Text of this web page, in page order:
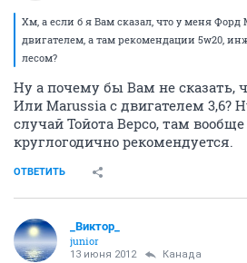
Хм, а если б я Вам сказал, что у меня
двигателем, а там рекомендации 5w20,
лесом?
Ну а почему бы Вам не сказать,
Или Marussia с двигателем 3,6?
случай Тойота Версо, там
круглогодично рекомендуется.
ОТВЕТИТЬ
_Виктор_
juniоr
13 июня 2012 Канада